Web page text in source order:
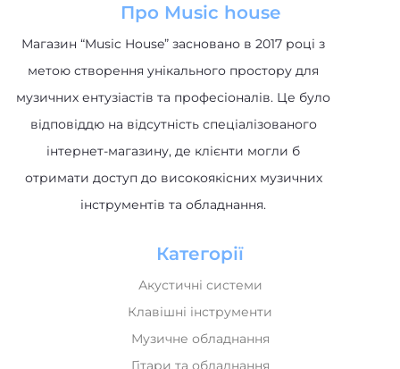
Про Music house
Магазин “Music House” засновано в 2017 році з
метою створення унікального простору для
музичних ентузіастів та професіоналів. Це було
відповіддю на відсутність спеціалізованого
інтернет-магазину, де клієнти могли б
отримати доступ до високоякісних музичних
інструментів та обладнання.
Категорії
Акустичні системи
Клавішні інструменти
Музичне обладнання
Гітари та обладнання